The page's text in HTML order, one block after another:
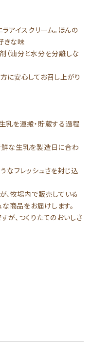
アイスクリーム。ほんの
きな味
（油分と水分を分離しな
に安心してお召し上がり
乳を運搬・貯蔵する過程
鮮な生乳を製造日に合わ
なフレッシュさを封じ込
、牧場内で販売している
商品をお届けします。
が、つくりたてのおいしさ